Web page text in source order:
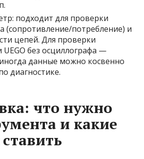
подходит для проверки
(сопротивление/потребление) и
цепей. Для проверки
без осциллографа —
данные можно косвенно
диагностике.
что нужно
и какие